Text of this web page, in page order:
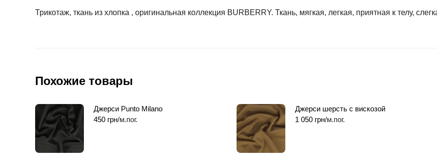
Трикотаж, ткань из хлопка , оригинальная коллекция BURBERRY. Ткань, мягкая, легкая, приятная к телу,
Похожие товары
Джерси Punto Milano
450 грн/м.пог.
Джерси шерсть с вискозой
1 050 грн/м.пог.